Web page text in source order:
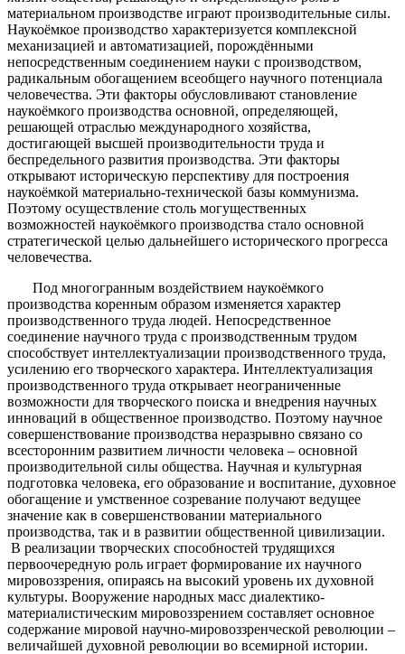
материальном производстве играют производительные силы.
Наукоёмкое производство характеризуется комплексной
механизацией и автоматизацией, порождёнными
непосредственным соединением науки с производством,
радикальным обогащением всеобщего научного потенциала
человечества. Эти факторы обусловливают становление
наукоёмкого производства основной, определяющей,
решающей отраслью международного хозяйства,
достигающей высшей производительности труда и
беспредельного развития производства. Эти факторы
открывают историческую перспективу для построения
наукоёмкой материально-технической базы коммунизма.
Поэтому осуществление столь могущественных
возможностей наукоёмкого производства стало основной
стратегической целью дальнейшего исторического прогресса
человечества.
Под многогранным воздействием наукоёмкого
производства коренным образом изменяется характер
производственного труда людей. Непосредственное
соединение научного труда с производственным трудом
способствует интеллектуализации производственного труда,
усилению его творческого характера. Интеллектуализация
производственного труда открывает неограниченные
возможности для творческого поиска и внедрения научных
инноваций в общественное производство. Поэтому научное
совершенствование производства неразрывно связано со
всесторонним развитием личности человека – основной
производительной силы общества. Научная и культурная
подготовка человека, его образование и воспитание, духовное
обогащение и умственное созревание получают ведущее
значение как в совершенствовании материального
производства, так и в развитии общественной цивилизации.
В реализации творческих способностей трудящихся
первоочередную роль играет формирование их научного
мировоззрения, опираясь на высокий уровень их духовной
культуры. Вооружение народных масс диалектико-
материалистическим мировоззрением составляет основное
содержание мировой научно-мировоззренческой революции –
величайшей духовной революции во всемирной истории.